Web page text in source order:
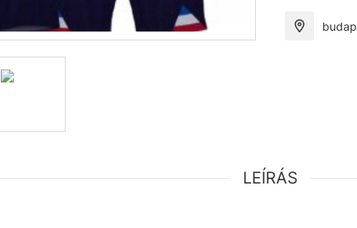
LEÍRÁS